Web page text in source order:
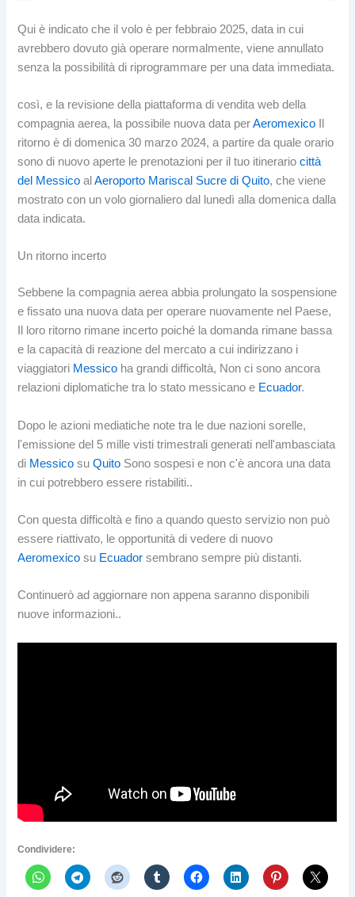
Qui è indicato che il volo è per febbraio 2025, data in cui
avrebbero dovuto già operare normalmente, viene annullato
senza la possibilità di riprogrammare per una data immediata.
così, e la revisione della piattaforma di vendita web della
compagnia aerea, la possibile nuova data perAeromexico
ritorno è di domenica 30 marzo 2024, a partire da quale orario
sono di nuovo aperte le prenotazioni per il tuo itinerariocittà
del Messico alAeroporto Mariscal Sucre di Quito, che viene
mostrato con un volo giornaliero dal lunedì alla domenica dalla
data indicata.
Un ritorno incerto
Sebbene la compagnia aerea abbia prolungato la sospensione
e fissato una nuova data per operare nuovamente nel Paese,
Il loro ritorno rimane incerto poiché la domanda rimane bassa
e la capacità di reazione del mercato a cui indirizzano i
viaggiatori Messico ha grandi difficoltà, Non ci sono ancora
relazioni diplomatiche tra lo stato messicano e Ecuador.
Dopo le azioni mediatiche note tra le due nazioni sorelle,
l'emissione del 5 mille visti trimestrali generati nell'ambasciata
di Messico suQuito Sono sospesi e non c'è ancora una data
in cui potrebbero essere ristabiliti..
Con questa difficoltà e fino a quando questo servizio non può
essere riattivato, le opportunità di vedere di nuovo
Aeromexico su Ecuador sembrano sempre più distanti.
Continuerò ad aggiornare non appena saranno disponibili
nuove informazioni..
Condividere: